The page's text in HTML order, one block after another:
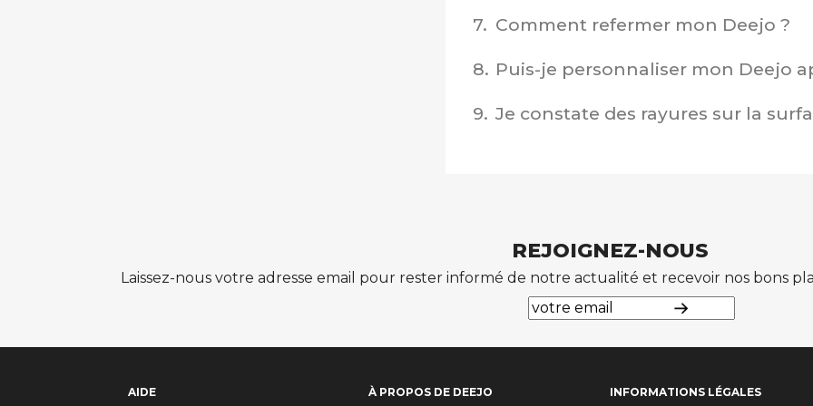
7. Comment refermer mon Deejo ?
8. Puis-je personnaliser mon Deejo
9. Je constate des rayures sur la
REJOIGNEZ-NOUS
Laissez-nous votre adresse email pour rester informé de notre actualité et recevoir nos bons
AIDE À PROPOS DE DEEJO INFORMATIONS LÉGALES